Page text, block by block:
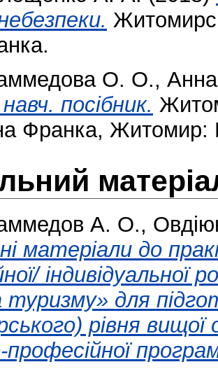
О. О.,
посібник.
Франка,
А. О.,
матеріали до
індивідуальної
туризму» для
рівня
професійної